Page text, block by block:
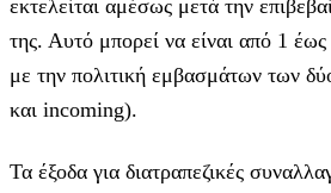
εκτελείται αμέσως μετά την
της. Αυτό μπορεί να είναι από 1
με την πολιτική εμβασμάτων των
και incoming).
Τα έξοδα για διατραπεζικές